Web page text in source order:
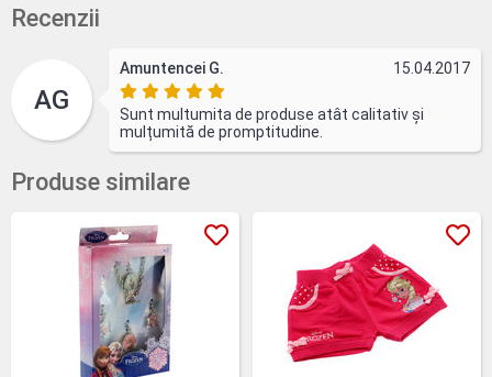
Recenzii
AG
Amuntencei G. 15.04.2017
Sunt multumita de produse atât calitativ și
mulțumită de promptitudine.
Produse similare